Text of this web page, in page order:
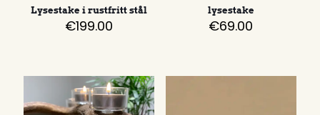
Lysestake i rustfritt stål
€199.00
lysestake
€69.00